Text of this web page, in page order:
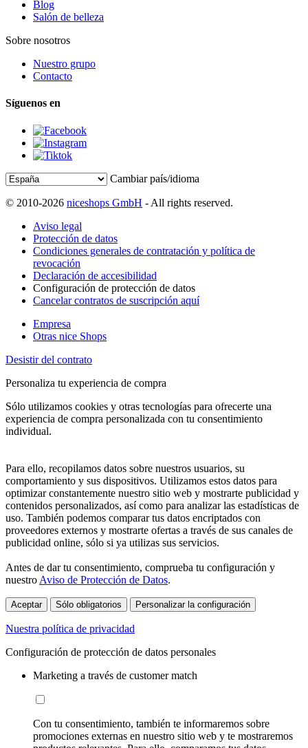
Blog
Salón de belleza
Sobre nosotros
Nuestro grupo
Contacto
Síguenos en
Cambiar país/idioma
© 2010-2026 niceshops GmbH - All rights reserved.
Aviso legal
Protección de datos
Condiciones generales de contratación y política de
revocación
Declaración de accesibilidad
Configuración de protección de datos
Cancelar contratos de suscripción aquí
Empresa
Otras nice Shops
Desistir del contrato
Personaliza tu experiencia de compra
Sólo utilizamos cookies y otras tecnologías para ofrecerte una
experiencia de compra personalizada con tu consentimiento
individual.
Para ello, recopilamos datos sobre nuestros usuarios, su
comportamiento y sus dispositivos. Utilizamos estos datos para
optimizar constantemente nuestro sitio web y mostrarte publicidad y
contenidos personalizados, así como para analizar las estadísticas de
uso. También podemos comparar tus datos encriptados con
proveedores externos y mostrarte ofertas a través de sus canales de
publicidad online, sólo si ya utilizas sus servicios.
Antes de dar tu consentimiento, comprueba tu configuración y
nuestro Aviso de Protección de Datos.
Aceptar Sólo obligatorios Personalizar la configuración
Nuestra política de privacidad
Configuración de protección de datos personales
Marketing a través de customer match
Con tu consentimiento, también te informaremos sobre
promociones externas en nuestro sitio web y te mostraremos